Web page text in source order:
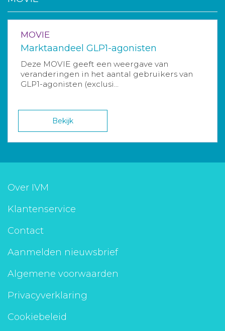
MOVIE
Marktaandeel GLP1-agonisten
Deze MOVIE geeft een weergave van
veranderingen in het aantal gebruikers van
GLP1-agonisten (exclusi...
Bekijk
Over IVM
Klantenservice
Contact
Aanmelden nieuwsbrief
Algemene voorwaarden
Privacyverklaring
Cookiebeleid